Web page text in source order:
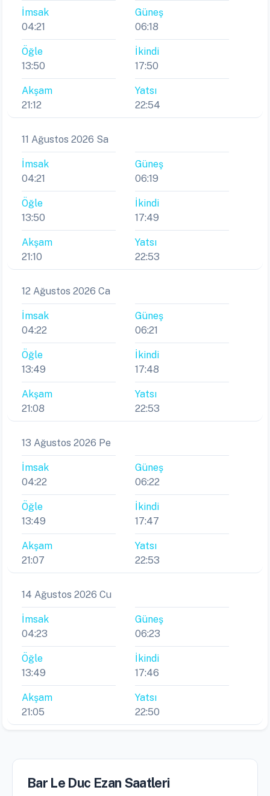
İmsak
04:21
Güneş
06:18
Öğle
13:50
İkindi
17:50
Akşam
21:12
Yatsı
22:54
11 Ağustos 2026 Sa
İmsak
04:21
Güneş
06:19
Öğle
13:50
İkindi
17:49
Akşam
21:10
Yatsı
22:53
12 Ağustos 2026 Ca
İmsak
04:22
Güneş
06:21
Öğle
13:49
İkindi
17:48
Akşam
21:08
Yatsı
22:53
13 Ağustos 2026 Pe
İmsak
04:22
Güneş
06:22
Öğle
13:49
İkindi
17:47
Akşam
21:07
Yatsı
22:53
14 Ağustos 2026 Cu
İmsak
04:23
Güneş
06:23
Öğle
13:49
İkindi
17:46
Akşam
21:05
Yatsı
22:50
Bar Le Duc Ezan Saatleri